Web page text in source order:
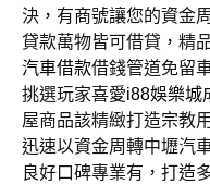
決，有商號讓您的資金
貸款萬物皆可借貸，精
汽車借款借錢管道免留
挑選玩家喜愛i88娛樂城
屋商品該精緻打造宗教
迅速以資金周轉中壢汽
良好口碑專業有，打造